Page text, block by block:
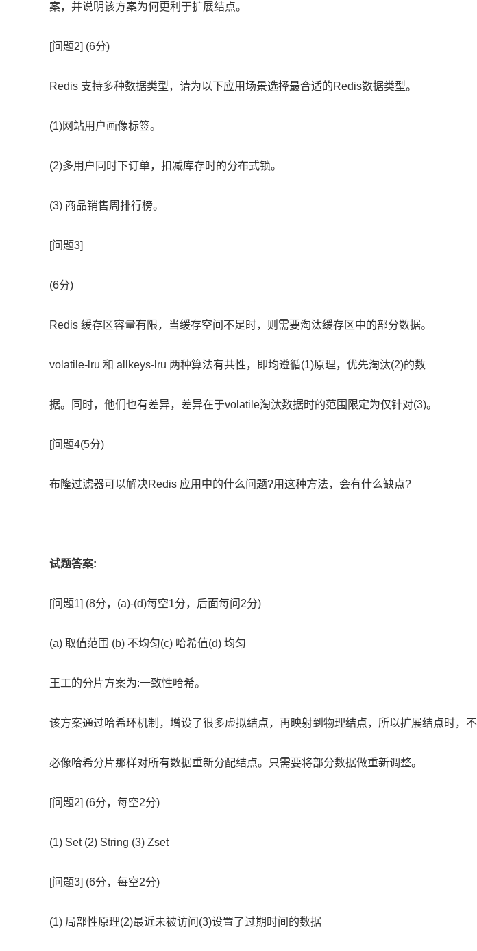
案，并说明该方案为何更利于扩展结点。
[问题2] (6分)
Redis 支持多种数据类型，请为以下应用场景选择最合适的Redis数据类型。
(1)网站用户画像标签。
(2)多用户同时下订单，扣减库存时的分布式锁。
(3) 商品销售周排行榜。
[问题3]
(6分)
Redis 缓存区容量有限，当缓存空间不足时，则需要淘汰缓存区中的部分数据。
volatile-lru 和 allkeys-lru 两种算法有共性，即均遵循(1)原理，优先淘汰(2)的数
据。同时，他们也有差异，差异在于volatile淘汰数据时的范围限定为仅针对(3)。
[问题4(5分)
布隆过滤器可以解决Redis 应用中的什么问题?用这种方法，会有什么缺点?
试题答案:
[问题1] (8分，(a)-(d)每空1分，后面每问2分)
(a) 取值范围 (b) 不均匀(c) 哈希值(d) 均匀
王工的分片方案为:一致性哈希。
该方案通过哈希环机制，增设了很多虚拟结点，再映射到物理结点，所以扩展结点时，不
必像哈希分片那样对所有数据重新分配结点。只需要将部分数据做重新调整。
[问题2] (6分，每空2分)
(1) Set (2) String (3) Zset
[问题3] (6分，每空2分)
(1) 局部性原理(2)最近未被访问(3)设置了过期时间的数据